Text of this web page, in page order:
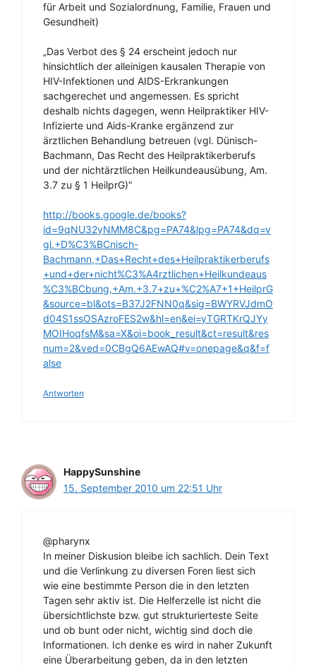
für Arbeit und Sozialordnung, Familie, Frauen und
Gesundheit)
„Das Verbot des § 24 erscheint jedoch nur
hinsichtlich der alleinigen kausalen Therapie von
HIV-Infektionen und AIDS-Erkrankungen
sachgerechet und angemessen. Es spricht
deshalb nichts dagegen, wenn Heilpraktiker HIV-
Infizierte und Aids-Kranke ergänzend zur
ärztlichen Behandlung betreuen (vgl. Dünisch-
Bachmann, Das Recht des Heilpraktikerberufs
und der nichtärztlichen Heilkundeausübung, Am.
3.7 zu § 1 HeilprG)“
http://books.google.de/books?
id=9qNU32yNMM8C&pg=PA74&lpg=PA74&dq=v
gl.+D%C3%BCnisch-
Bachmann,+Das+Recht+des+Heilpraktikerberufs
+und+der+nicht%C3%A4rztlichen+Heilkundeaus
%C3%BCbung,+Am.+3.7+zu+%C2%A7+1+HeilprG
&source=bl&ots=B37J2FNN0q&sig=BWYRVJdmO
d04S1ssOSAzroFES2w&hl=en&ei=yTGRTKrQJYy
MOIHoqfsM&sa=X&oi=book_result&ct=result&res
num=2&ved=0CBgQ6AEwAQ#v=onepage&q&f=f
alse
Antworten
HappySunshine
15. September 2010 um 22:51 Uhr
@pharynx
In meiner Diskusion bleibe ich sachlich. Dein Text
und die Verlinkung zu diversen Foren liest sich
wie eine bestimmte Person die in den letzten
Tagen sehr aktiv ist. Die Helferzelle ist nicht die
übersichtlichste bzw. gut strukturierteste Seite
und ob bunt oder nicht, wichtig sind doch die
Informationen. Ich denke es wird in naher Zukunft
eine Überarbeitung geben, da in den letzten